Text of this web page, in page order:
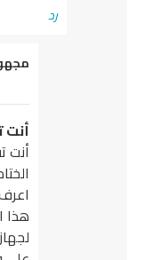
رد
يقول
أنت
هذا